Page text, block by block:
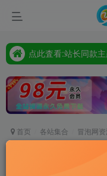
首页 各站集合 冒泡网
利用黑科技线下